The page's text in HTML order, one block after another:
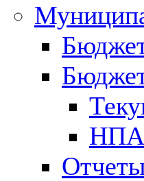
НПА